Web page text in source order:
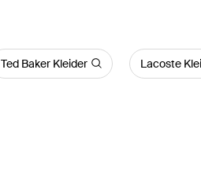
Ted Baker Kleider Lacoste